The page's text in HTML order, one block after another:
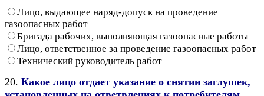
Лицо, выдающее наряд-допуск на проведение
газоопасных работ
Бригада рабочих, выполняющая газоопасные работы
Лицо, ответственное за проведение газоопасных работ
Технический руководитель работ
20. Какое лицо отдает указание о снятии заглушек,